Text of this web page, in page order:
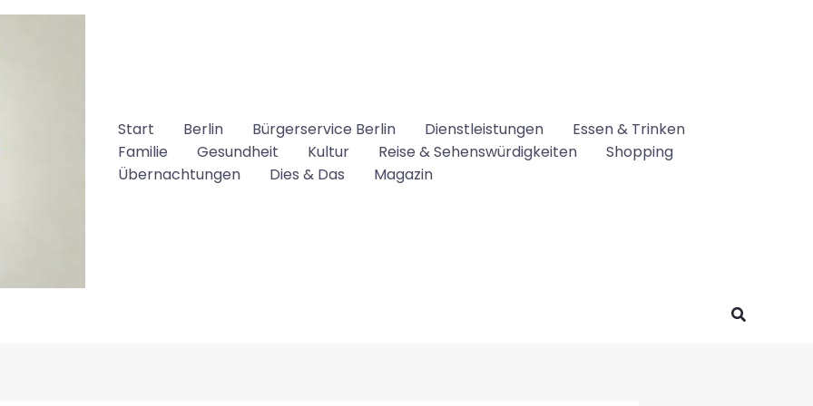
Start Berlin Bürgerservice Berlin Dienstleistungen
Essen & Trinken
Familie
Gesundheit Kultur Reise & Sehenswürdigkeiten
Shopping
Übernachtungen
Dies & Das Magazin
Suchen